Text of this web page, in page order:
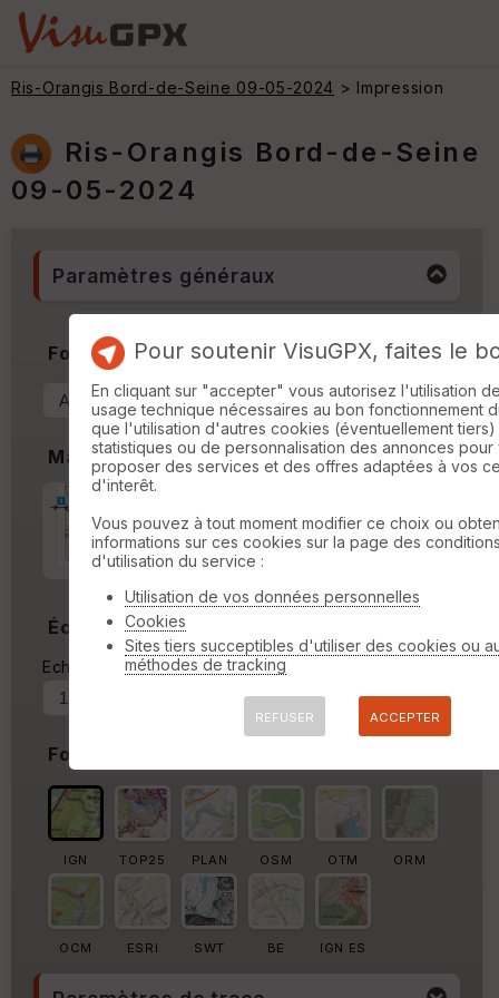
Ris-Orangis Bord-de-Seine 09-05-2024 > Impression
Ris-Orangis Bord-de-Seine
09-05-2024
Paramètres généraux
Format & Orientation
Marges
Marge autour de la trace
Échelle
Echelle actuelle : 1/17123
Fond de carte
IGN TOP25 PLAN OSM OTM ORM
OCM ESRI SWT BE IGN ES
Pour soutenir VisuGPX, faites le
En cliquant sur "accepter" vous autorisez l'utilisation
usage technique nécessaires au bon fonctionnement
que l'utilisation d'autres cookies (éventuellement
statistiques ou de personnalisation des annonces pour
proposer des services et des offres adaptées à vos
d'interêt.
Vous pouvez à tout moment modifier ce choix ou
informations sur ces cookies sur la page des
d'utilisation du service :
Utilisation de vos données personnelles
Cookies
Sites tiers succeptibles d'utiliser des cookies ou
méthodes de tracking
REFUSER ACCEPTER